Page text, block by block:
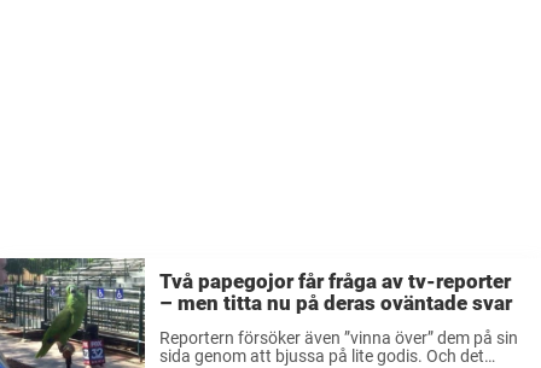
Två papegojor får fråga av tv-reporter
– men titta nu på deras oväntade svar
Reportern försöker även ”vinna över” dem på sin
sida genom att bjussa på lite godis. Och det